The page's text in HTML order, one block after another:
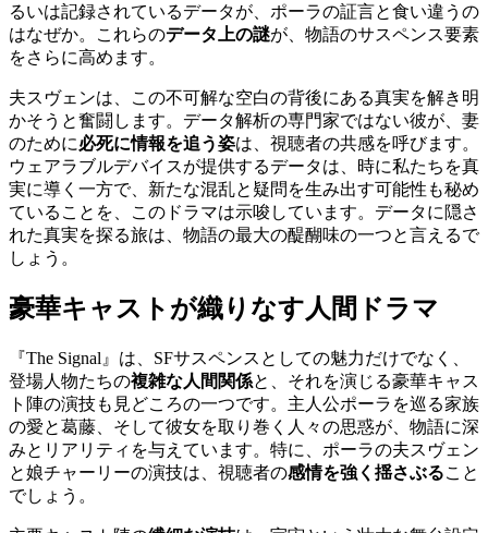
るいは記録されているデータが、ポーラの証言と食い違うの
はなぜか。これらのデータ上の謎が、物語のサスペンス要素
をさらに高めます。
夫スヴェンは、この不可解な空白の背後にある真実を解き明
かそうと奮闘します。データ解析の専門家ではない彼が、妻
のために必死に情報を追う姿は、視聴者の共感を呼びます。
ウェアラブルデバイスが提供するデータは、時に私たちを真
実に導く一方で、新たな混乱と疑問を生み出す可能性も秘め
ていることを、このドラマは示唆しています。データに隠さ
れた真実を探る旅は、物語の最大の醍醐味の一つと言えるで
しょう。
豪華キャストが織りなす人間ドラマ
『The Signal』は、SFサスペンスとしての魅力だけでなく、
登場人物たちの複雑な人間関係と、それを演じる豪華キャス
ト陣の演技も見どころの一つです。主人公ポーラを巡る家族
の愛と葛藤、そして彼女を取り巻く人々の思惑が、物語に深
みとリアリティを与えています。特に、ポーラの夫スヴェン
と娘チャーリーの演技は、視聴者の感情を強く揺さぶること
でしょう。